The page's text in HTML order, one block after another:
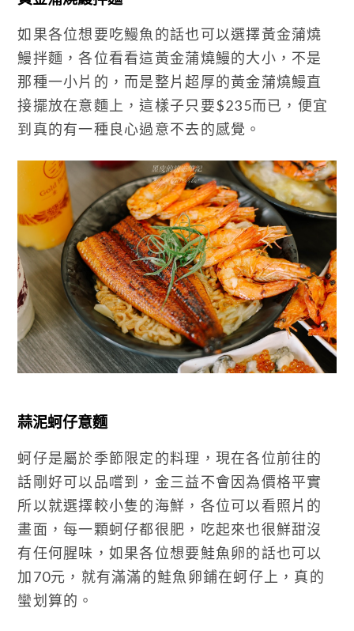
如果各位想要吃鰻魚的話也可以選擇黃金蒲燒
鰻拌麵，各位看看這黃金蒲燒鰻的大小，不是
那種一小片的，而是整片超厚的黃金蒲燒鰻直
接擺放在意麵上，這樣子只要$235而已，便宜
到真的有一種良心過意不去的感覺。
蒜泥蚵仔意麵
蚵仔是屬於季節限定的料理，現在各位前往的
話剛好可以品嚐到，金三益不會因為價格平實
所以就選擇較小隻的海鮮，各位可以看照片的
畫面，每一顆蚵仔都很肥，吃起來也很鮮甜沒
有任何腥味，如果各位想要鮭魚卵的話也可以
加70元，就有滿滿的鮭魚卵鋪在蚵仔上，真的
蠻划算的。